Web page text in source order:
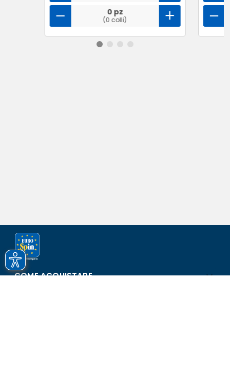
0 pz
(0 colli)
COME ACQUISTARE